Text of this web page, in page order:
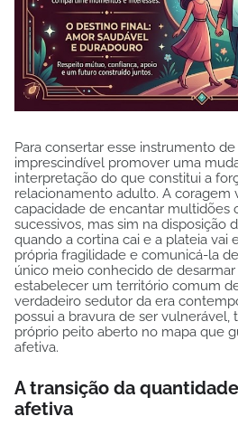
Para consertar esse instrumento
imprescindível promover uma
interpretação do que constitui a
relacionamento adulto. A coragem
capacidade de encantar multidões
sucessivos, mas sim na disposição
quando a cortina cai e a plateia vai
própria fragilidade e comunicá-la
único meio conhecido de
estabelecer um território comum
verdadeiro sedutor da era
possui a bravura de ser vulnerável,
próprio peito aberto no mapa que
afetiva.
A transição da
afetiva